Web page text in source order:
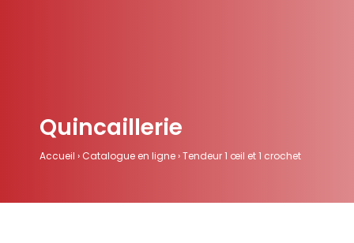
Quincaillerie
Accueil › Catalogue en ligne ›Tendeur 1 œil et 1 crochet